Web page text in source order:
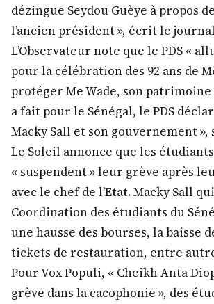
dézingue Seydou Guèye à propos
l’ancien président », écrit le
L’Observateur note que le PDS «
pour la célébration des 92 ans de
protéger Me Wade, son patrimoine
a fait pour le Sénégal, le PDS
Macky Sall et son gouvernement »,
Le Soleil annonce que les étudiants
« suspendent » leur grève après
avec le chef de l’Etat. Macky Sall
Coordination des étudiants du
une hausse des bourses, la baisse
tickets de restauration, entre
Pour Vox Populi, « Cheikh Anta
grève dans la cacophonie », des